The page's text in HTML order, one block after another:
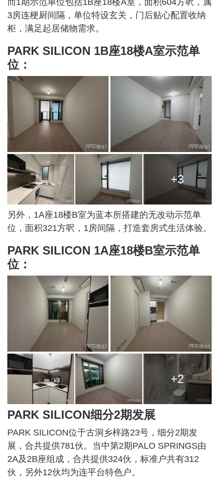
3房连梗厨间隔，单位特设玄关，门后贴心配置收纳
柜，满足起居储物需求。
PARK SILICON 1B座18楼A室示范单
位：
+3
另外，1A座18楼B室为蓝本所搭建的无改动示范单
位，面积321方呎，1房间隔，打造套房式生活体验。
PARK SILICON 1A座18楼B室示范单
位：
+2
PARK SILICON细分2期发展
PARK SILICON位于古洞乡梓路23号，细分2期发
展，合共提供781伙。当中第2期PALO SPRINGS由
2A及2B座组成，合共提供324伙，标准户共有312
伙，另外12伙均为连平台特色户。